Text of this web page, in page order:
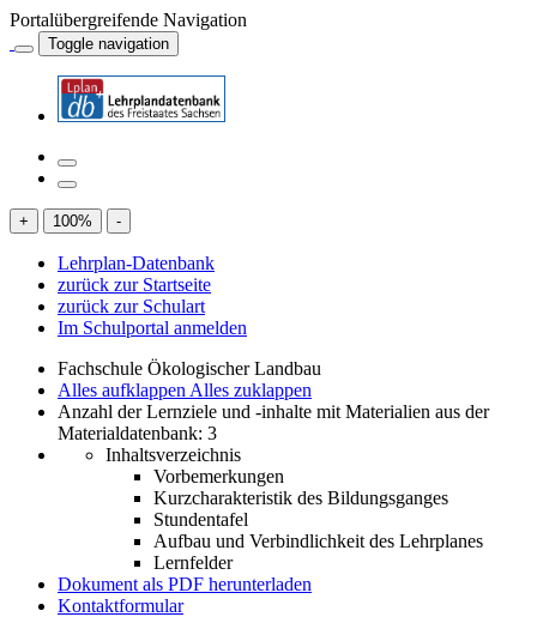
Portalübergreifende Navigation
Toggle navigation
+ 100% -
Lehrplan-Datenbank
zurück zur Startseite
zurück zur Schulart
Im Schulportal anmelden
Fachschule Ökologischer Landbau
Alles aufklappen Alles zuklappen
Anzahl der Lernziele und -inhalte mit Materialien aus der
Materialdatenbank: 3
Inhaltsverzeichnis
Vorbemerkungen
Kurzcharakteristik des Bildungsganges
Stundentafel
Aufbau und Verbindlichkeit des Lehrplanes
Lernfelder
Dokument als PDF herunterladen
Kontaktformular